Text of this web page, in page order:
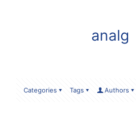
analg
Categories Tags Authors